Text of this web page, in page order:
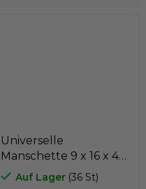
Universelle
Manschette 9 x 16 x 4
K21-009/2 PU , Kastas
Auf Lager (36 St)